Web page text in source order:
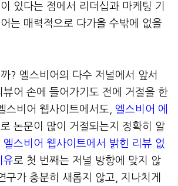
있다는 점에서 리더십과 마케팅 기
는 매력적으로 다가올 수밖에 없을
? 엘스비어의 다수 저널에서 앞서
뷰어 손에 들어가기도 전에 거절을 한
스비어 웹사이트에서도, 엘스비어 에
논문이 많이 거절되는지 정확히 알
엘스비어 웹사이트에서 밝힌 리뷰 없
유로 첫 번째는 저널 방향에 맞지 않
구가 충분히 새롭지 않고, 지나치게